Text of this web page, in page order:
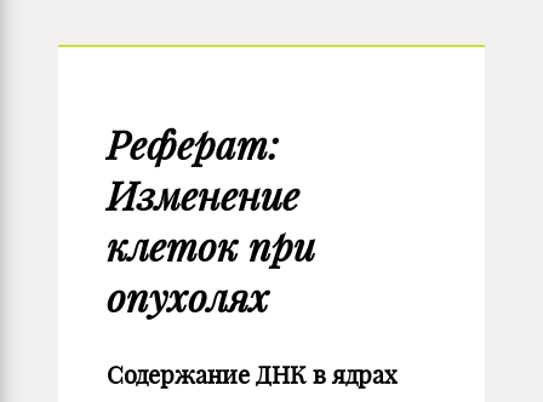
Реферат:
Изменение
клеток при
опухолях
Содержание ДНК в ядрах